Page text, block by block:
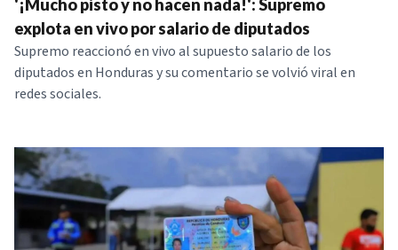
'¡Mucho pisto y no hacen nada!': Supremo
explota en vivo por salario de diputados
Supremo reaccionó en vivo al supuesto salario de los
diputados en Honduras y su comentario se volvió viral en
redes sociales.